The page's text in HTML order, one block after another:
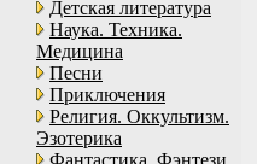
Детская литература
Наука. Техника.
Медицина
Песни
Приключения
Религия. Оккультизм.
Эзотерика
Фантастика. Фэнтези